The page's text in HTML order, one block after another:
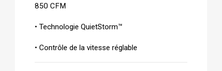
850 CFM
• Technologie QuietStorm™
• Contrôle de la vitesse réglable